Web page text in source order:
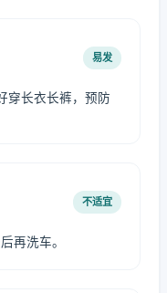
易发
穿长衣长裤，预防
不适宜
再洗车。